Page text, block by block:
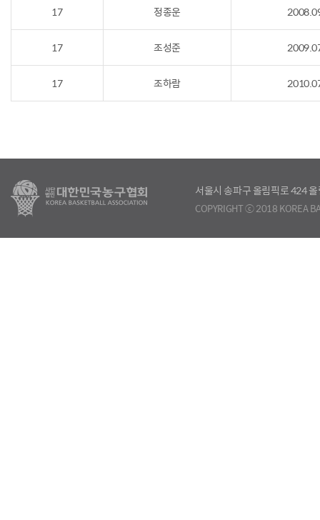
17 정종운
17 조성준
17 조하람
서울시 송파구 올림픽로 424
COPYRIGHT ⓒ 2018 KOREA